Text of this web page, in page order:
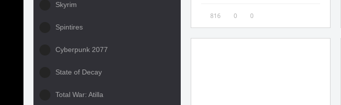
Skyrim
Spintires
Cyberpunk 2077
State of Decay
Total War: Atilla
816 0 0